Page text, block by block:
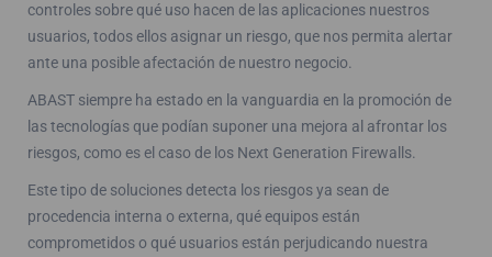
controles sobre qué uso hacen de las aplicaciones nuestros
usuarios, todos ellos asignar un riesgo, que nos permita alertar
ante una posible afectación de nuestro negocio.
ABAST siempre ha estado en la vanguardia en la promoción de
las tecnologías que podían suponer una mejora al afrontar los
riesgos, como es el caso de los Next Generation Firewalls.
Este tipo de soluciones detecta los riesgos ya sean de
procedencia interna o externa, qué equipos están
comprometidos o qué usuarios están perjudicando nuestra